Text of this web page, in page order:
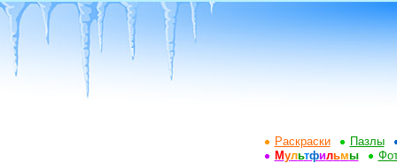
Раскраски
Пазлы
Мультфильмы